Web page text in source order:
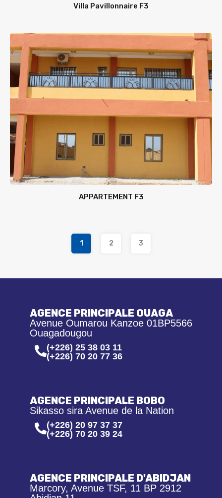
Villa Pavillonnaire F3
APPARTEMENT F3
1 2 3
AGENCE PRINCIPALE OUAGA
Avenue Oumarou Kanzoe 01BP5566
Ouagadougou
(+226) 25 38 03 11
(+226) 70 20 77 36
AGENCE PRINCIPALE BOBO
Sikasso sira Avenue de la Nation
(+226) 20 97 37 37
(+226) 70 20 39 24
AGENCE PRINCIPALE D'ABIDJAN
Marcory, Avenue TSF, 11 BP 2912